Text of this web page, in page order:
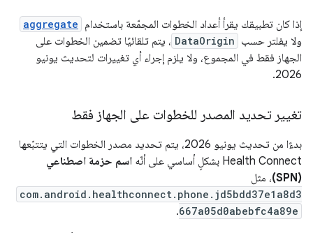
إذا كان تطبيقك يقرأ أعداد الخطوات المجمّعة باستخدام aggregate
ولا يفلتر حسب DataOrigin ، يتم تلقائيًا تضمين الخطوات على
الجهاز فقط في المجموع، ولا يلزم إجراء أي تغييرات لتحديث يونيو
2026.
تغيير تحديد المصدر للخطوات على الجهاز فقط
بدءًا من تحديث يونيو 2026، يتم تحديد مصدر الخطوات التي يتتبّعها
Health Connect بشكلٍ أساسي على أنّه
اسم حزمة اصطناعي
(SPN)
، مثل
com.android.healthconnect.phone.jd5bdd37e1a8d3
667a05d0abebfc4a89e
.